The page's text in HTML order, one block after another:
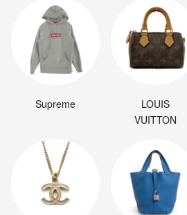
Supreme
LOUIS
VUITTON